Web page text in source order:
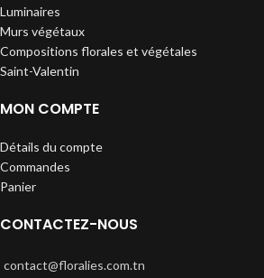
Luminaires
Murs végétaux
Compositions florales et végétales
Saint-Valentin
MON COMPTE
Détails du compte
Commandes
Panier
CONTACTEZ-NOUS
contact@floralies.com.tn